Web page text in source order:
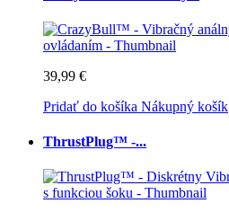
39,99 €
Pridať do košíka Nákupný košík
ThrustPlug™ -...